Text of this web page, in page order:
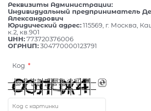
Реквизиты Администрации:
Индивидуальный предприниматель
Александрович
Юридический адрес:115569, г. Москва,
к.2, кв.901
ИНН:773720376006
ОГРНИП:304770000123791
Код